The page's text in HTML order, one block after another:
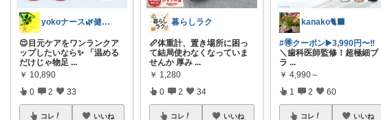
yokoナース🌿健康美容/ふるさと納税
😌目元ケアをワンランクア
ップしたいなら✨ 「温める
だけじゃ物足 ...
￥ 10,890
0 2 33
コレ いいね
暮らしラク
📏体重計、置き場所に困っ
て結局使わなくなっていま
せんか 厚み ...
￥ 1,280
0 2 34
コレ いいね
kanako🐈‍⬛
#🉐クーポン▶️3,990円〜‼️
＼歯科医師監修！超極細ブ
ラ ...
￥ 4,990～
1 2 60
コレ いいね